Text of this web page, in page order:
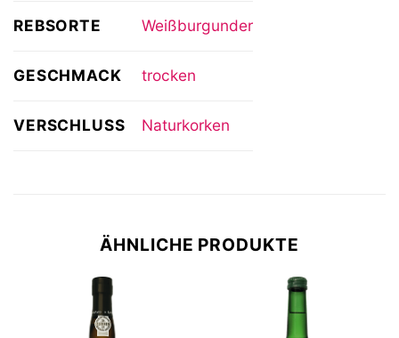
REBSORTE Weißburgunder
GESCHMACK trocken
VERSCHLUSS Naturkorken
ÄHNLICHE PRODUKTE